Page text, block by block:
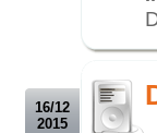
16/12
2015